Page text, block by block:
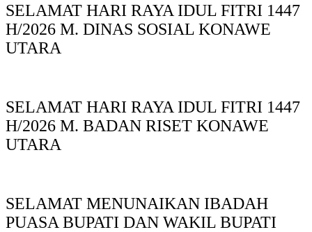
SELAMAT HARI RAYA IDUL FITRI 1447
H/2026 M. DINAS SOSIAL KONAWE
UTARA
SELAMAT HARI RAYA IDUL FITRI 1447
H/2026 M. BADAN RISET KONAWE
UTARA
SELAMAT MENUNAIKAN IBADAH
PUASA BUPATI DAN WAKIL BUPATI